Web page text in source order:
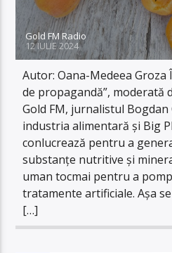
Gold FM Radio
12 IULIE 2024
Autor: Oana-Medeea Groza
de propagandă”, moderată
Gold FM, jurnalistul
industria alimentară și Big
conlucrează pentru a
substanțe nutritive și
uman tocmai pentru a
tratamente artificiale. Așa
[…]